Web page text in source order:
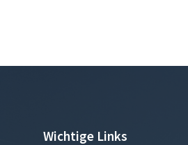
Wichtige Links